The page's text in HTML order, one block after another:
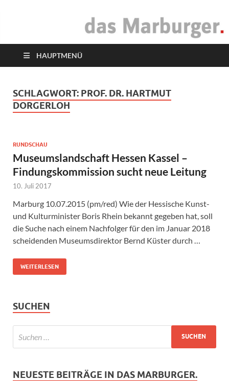
das Marburger.
HAUPTMENÜ
SCHLAGWORT: PROF. DR. HARTMUT
DORGERLOH
RUNDSCHAU
Museumslandschaft Hessen Kassel –
Findungskommission sucht neue Leitung
10. Juli 2017
Marburg 10.07.2015 (pm/red) Wie der Hessische Kunst-
und Kulturminister Boris Rhein bekannt gegeben hat, soll
die Suche nach einem Nachfolger für den im Januar 2018
scheidenden Museumsdirektor Bernd Küster durch …
WEITERLESEN
SUCHEN
NEUESTE BEITRÄGE IN DAS MARBURGER.